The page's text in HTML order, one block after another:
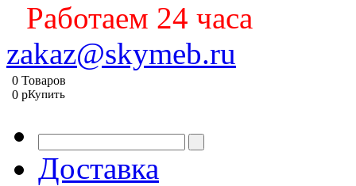
Работаем 24 часа
zakaz@skymeb.ru
0 Товаров
0 pКупить
Доставка